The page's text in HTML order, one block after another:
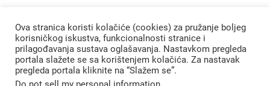
Ova stranica koristi kolačiće (cookies) za pružanje boljeg
korisničkog iskustva, funkcionalnosti stranice i
prilagođavanja sustava oglašavanja. Nastavkom pregleda
portala slažete se sa korištenjem kolačića. Za nastavak
pregleda portala kliknite na “Slažem se”.